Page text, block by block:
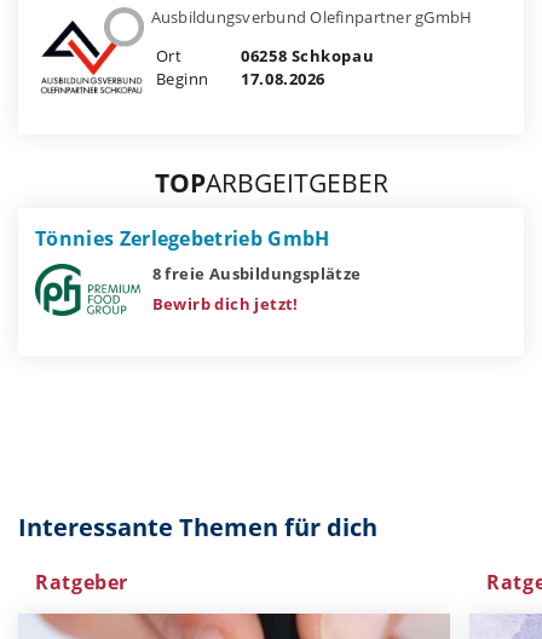
Ausbildungsverbund Olefinpartner gGmbH
Ort
06258 Schkopau
Beginn
17.08.2026
TOPARBGEITGEBER
Tönnies Zerlegebetrieb GmbH
8 freie Ausbildungsplätze
Bewirb dich jetzt!
Interessante Themen für dich
Ratgeber